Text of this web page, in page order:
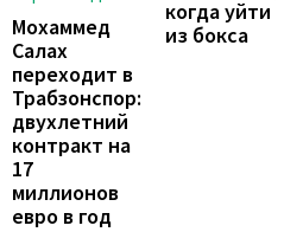
Мохаммед
Салах
переходит в
Трабзонспор:
двухлетний
контракт на
17
миллионов
евро в год
когда уйти
из бокса